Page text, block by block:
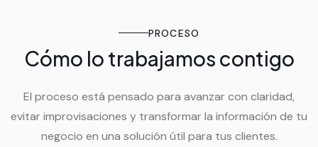
PROCESO
Cómo lo trabajamos contigo
El proceso está pensado para avanzar con claridad,
evitar improvisaciones y transformar la información de tu
negocio en una solución útil para tus clientes.